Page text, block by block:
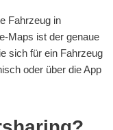
Fahrzeug in
Maps ist der genaue
sich für ein Fahrzeug
oder über die App